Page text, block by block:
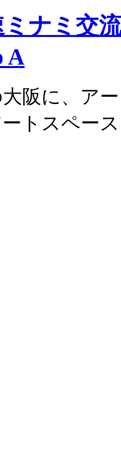
阪に、ア
トスペー